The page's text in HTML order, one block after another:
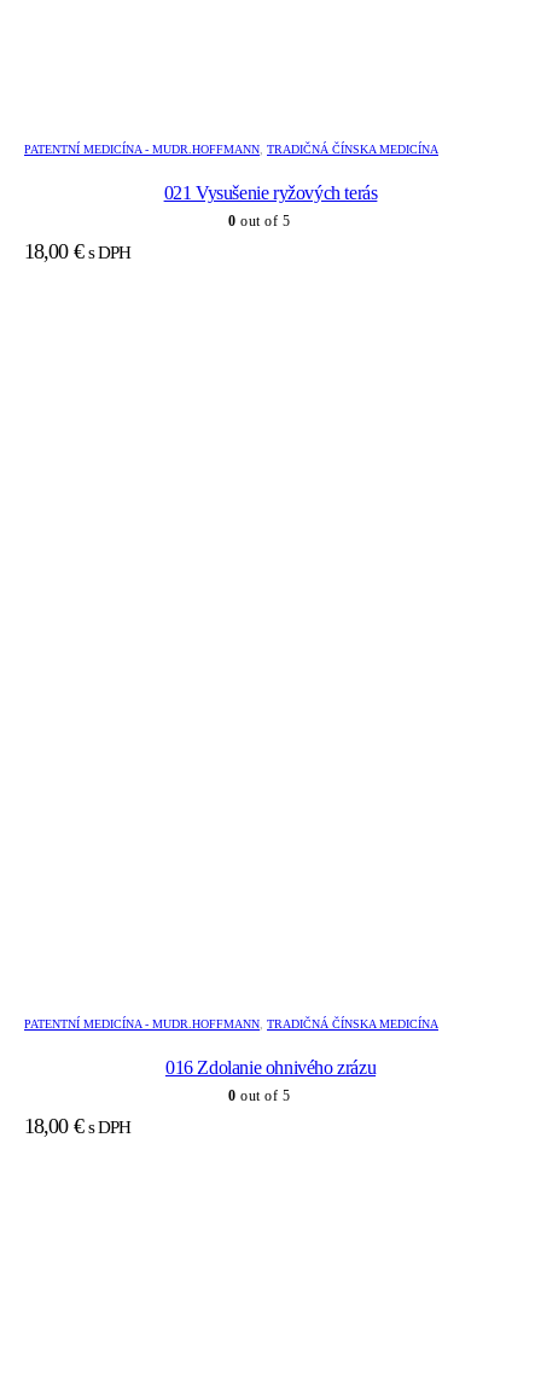
PATENTNÍ MEDICÍNA - MUDR.HOFFMANN, TRADIČNÁ ČÍNSKA MEDICÍNA
021 Vysušenie ryžových terás
0 out of 5
18,00 € s DPH
PATENTNÍ MEDICÍNA - MUDR.HOFFMANN, TRADIČNÁ ČÍNSKA MEDICÍNA
016 Zdolanie ohnivého zrázu
0 out of 5
18,00 € s DPH